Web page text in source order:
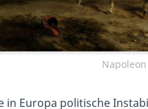
in Europa politische